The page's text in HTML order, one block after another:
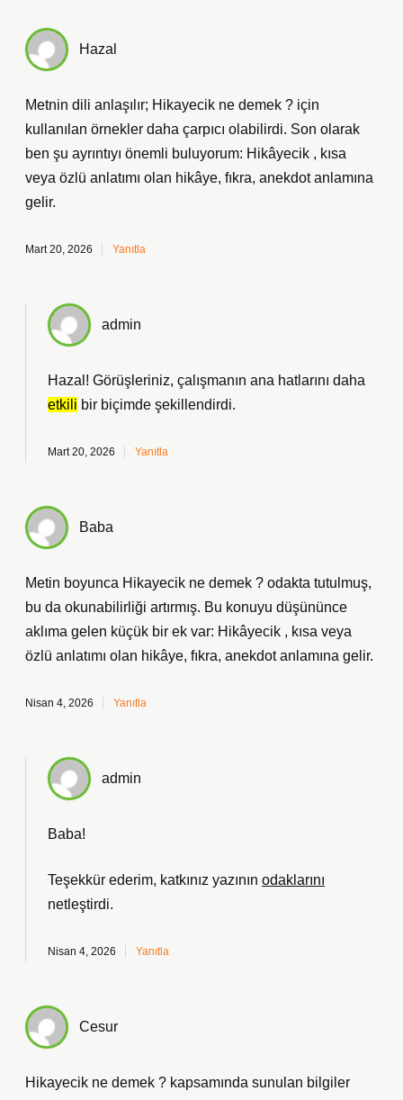
Hazal
Metnin dili anlaşılır; Hikayecik ne demek ? için
kullanılan örnekler daha çarpıcı olabilirdi. Son olarak
ben şu ayrıntıyı önemli buluyorum: Hikâyecik , kısa
veya özlü anlatımı olan hikâye, fıkra, anekdot anlamına
gelir.
Mart 20, 2026 Yanıtla
admin
Hazal! Görüşleriniz, çalışmanın ana hatlarını daha
etkili bir biçimde şekillendirdi.
Mart 20, 2026 Yanıtla
Baba
Metin boyunca Hikayecik ne demek ? odakta tutulmuş,
bu da okunabilirliği artırmış. Bu konuyu düşününce
aklıma gelen küçük bir ek var: Hikâyecik , kısa veya
özlü anlatımı olan hikâye, fıkra, anekdot anlamına gelir.
Nisan 4, 2026 Yanıtla
admin
Baba!
Teşekkür ederim, katkınız yazının odaklarını
netleştirdi.
Nisan 4, 2026 Yanıtla
Cesur
Hikayecik ne demek ? kapsamında sunulan bilgiler